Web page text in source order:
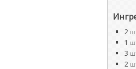
2
1
3
2